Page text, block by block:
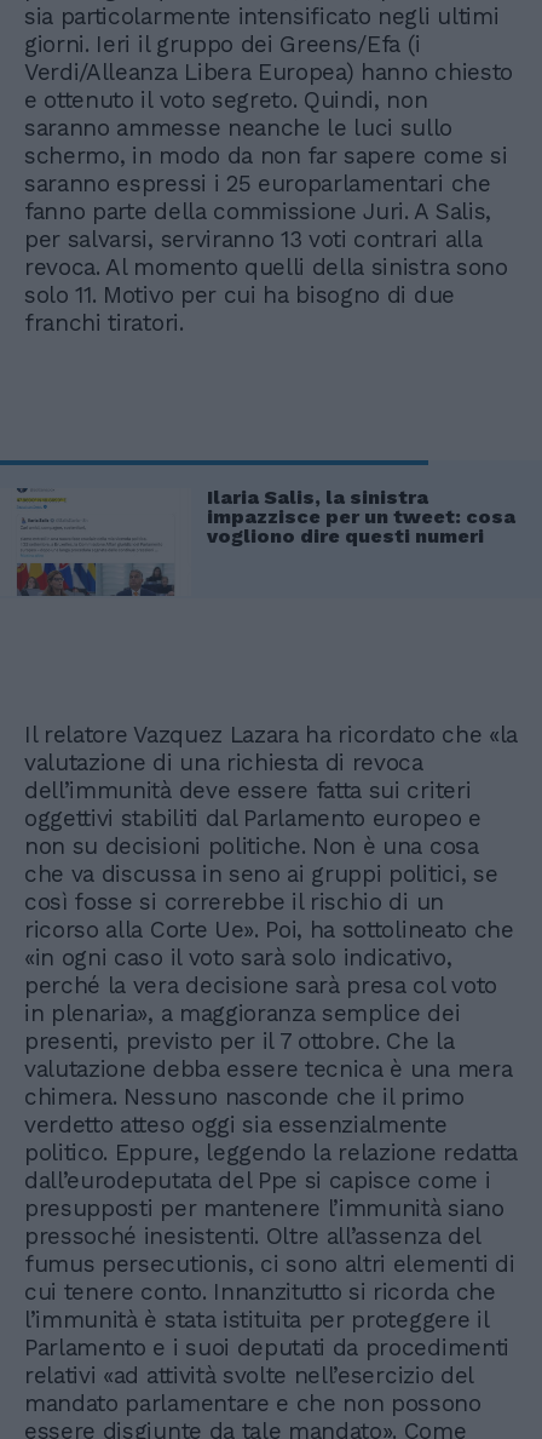
sia particolarmente intensificato negli ultimi
giorni. Ieri il gruppo dei Greens/Efa (i
Verdi/Alleanza Libera Europea) hanno chiesto
e ottenuto il voto segreto. Quindi, non
saranno ammesse neanche le luci sullo
schermo, in modo da non far sapere come si
saranno espressi i 25 europarlamentari che
fanno parte della commissione Juri. A Salis,
per salvarsi, serviranno 13 voti contrari alla
revoca. Al momento quelli della sinistra sono
solo 11. Motivo per cui ha bisogno di due
franchi tiratori.
Ilaria Salis, la sinistra
impazzisce per un tweet: cosa
vogliono dire questi numeri
Il relatore Vazquez Lazara ha ricordato che «la
valutazione di una richiesta di revoca
dell’immunità deve essere fatta sui criteri
oggettivi stabiliti dal Parlamento europeo e
non su decisioni politiche. Non è una cosa
che va discussa in seno ai gruppi politici, se
così fosse si correrebbe il rischio di un
ricorso alla Corte Ue». Poi, ha sottolineato che
«in ogni caso il voto sarà solo indicativo,
perché la vera decisione sarà presa col voto
in plenaria», a maggioranza semplice dei
presenti, previsto per il 7 ottobre. Che la
valutazione debba essere tecnica è una mera
chimera. Nessuno nasconde che il primo
verdetto atteso oggi sia essenzialmente
politico. Eppure, leggendo la relazione redatta
dall’eurodeputata del Ppe si capisce come i
presupposti per mantenere l’immunità siano
pressoché inesistenti. Oltre all’assenza del
fumus persecutionis, ci sono altri elementi di
cui tenere conto. Innanzitutto si ricorda che
l’immunità è stata istituita per proteggere il
Parlamento e i suoi deputati da procedimenti
relativi «ad attività svolte nell’esercizio del
mandato parlamentare e che non possono
essere disgiunte da tale mandato». Come